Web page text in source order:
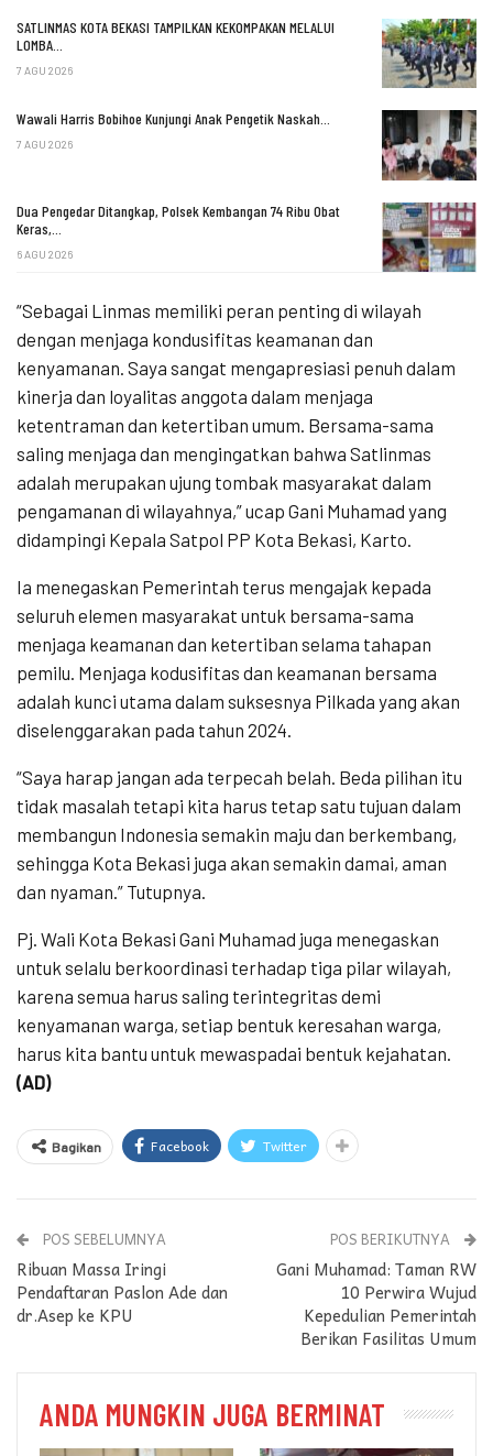
SATLINMAS KOTA BEKASI TAMPILKAN KEKOMPAKAN MELALUI
LOMBA…
7 AGU 2026
Wawali Harris Bobihoe Kunjungi Anak Pengetik Naskah…
7 AGU 2026
Dua Pengedar Ditangkap, Polsek Kembangan 74 Ribu Obat
Keras,…
6 AGU 2026
“Sebagai Linmas memiliki peran penting di wilayah
dengan menjaga kondusifitas keamanan dan
kenyamanan. Saya sangat mengapresiasi penuh dalam
kinerja dan loyalitas anggota dalam menjaga
ketentraman dan ketertiban umum. Bersama-sama
saling menjaga dan mengingatkan bahwa Satlinmas
adalah merupakan ujung tombak masyarakat dalam
pengamanan di wilayahnya,” ucap Gani Muhamad yang
didampingi Kepala Satpol PP Kota Bekasi, Karto.
Ia menegaskan Pemerintah terus mengajak kepada
seluruh elemen masyarakat untuk bersama-sama
menjaga keamanan dan ketertiban selama tahapan
pemilu. Menjaga kodusifitas dan keamanan bersama
adalah kunci utama dalam suksesnya Pilkada yang akan
diselenggarakan pada tahun 2024.
“Saya harap jangan ada terpecah belah. Beda pilihan itu
tidak masalah tetapi kita harus tetap satu tujuan dalam
membangun Indonesia semakin maju dan berkembang,
sehingga Kota Bekasi juga akan semakin damai, aman
dan nyaman.” Tutupnya.
Pj. Wali Kota Bekasi Gani Muhamad juga menegaskan
untuk selalu berkoordinasi terhadap tiga pilar wilayah,
karena semua harus saling terintegritas demi
kenyamanan warga, setiap bentuk keresahan warga,
harus kita bantu untuk mewaspadai bentuk kejahatan.
(AD)
Bagikan Facebook Twitter
POS SEBELUMNYA
Ribuan Massa Iringi
Pendaftaran Paslon Ade dan
dr.Asep ke KPU
POS BERIKUTNYA
Gani Muhamad: Taman RW
10 Perwira Wujud
Kepedulian Pemerintah
Berikan Fasilitas Umum
ANDA MUNGKIN JUGA BERMINAT